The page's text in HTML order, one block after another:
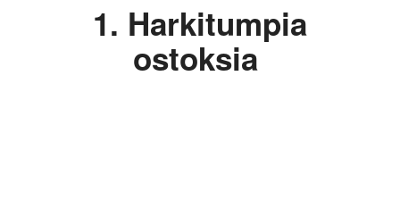
1. Harkitumpia
ostoksia